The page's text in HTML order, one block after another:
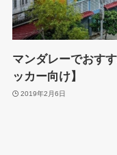
マンダレーでおす
ッカー向け】
2019年2月6日